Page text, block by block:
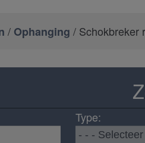
/ Ophanging / Schokbreker
Type: